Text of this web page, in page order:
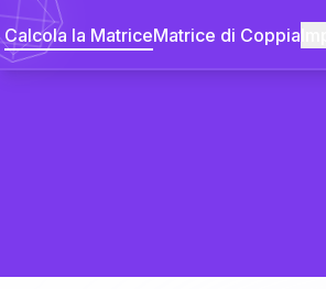
Calcola la MatriceMatrice di Coppia